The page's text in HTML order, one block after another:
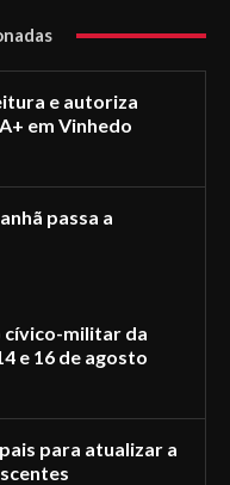
e autoriza
em Vinhedo
passa a
cívico-militar da
e 16 de agosto
para atualizar a